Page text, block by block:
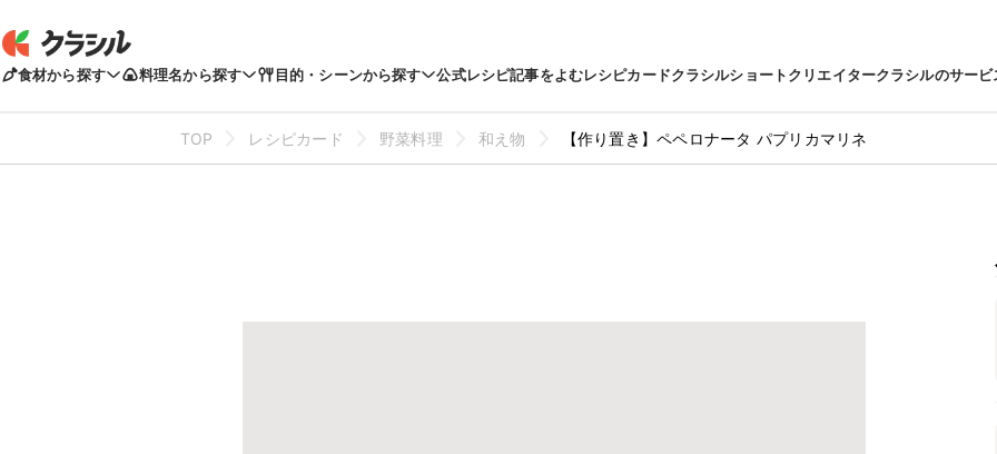
食材から探す 料理名から探す 目的・シーンから探す 公式レシピ記事をよむレシピカードクラシルショートクリエイタークラシルのサービ
TOP レシピカード 野菜料理 和え物 【作り置き】ペペロナータ パプリカマリネ